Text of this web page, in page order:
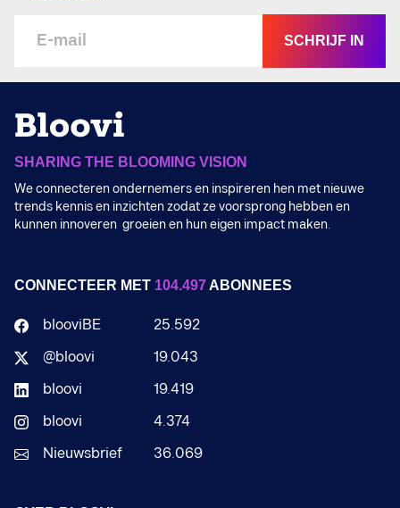
SCHRIJF IN
SHARING THE BLOOMING VISION
We connecteren ondernemers en inspireren hen met nieuwe
trends kennis en inzichten zodat ze voorsprong hebben en
kunnen innoveren groeien en hun eigen impact maken.
CONNECTEER MET 104.497ABONNEES
blooviBE
25.592
@bloovi
19.043
bloovi
19.419
bloovi
4.374
Nieuwsbrief
36.069